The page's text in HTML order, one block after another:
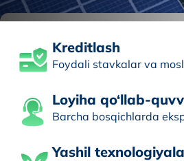
Kreditlash
Foydali stavkalar va
Loyiha qo‘llab-
Barcha bosqichlarda
Yashil